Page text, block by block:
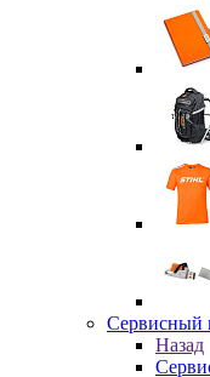
Сервисный
Назад